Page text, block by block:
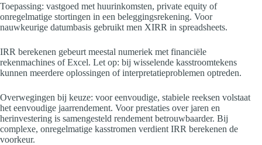
Toepassing: vastgoed met huurinkomsten, private equity of
onregelmatige stortingen in een beleggingsrekening. Voor
nauwkeurige datumbasis gebruikt men XIRR in spreadsheets.
IRR berekenen gebeurt meestal numeriek met financiële
rekenmachines of Excel. Let op: bij wisselende kasstroomtekens
kunnen meerdere oplossingen of interpretatieproblemen optreden.
Overwegingen bij keuze: voor eenvoudige, stabiele reeksen volstaat
het eenvoudige jaarrendement. Voor prestaties over jaren en
herinvestering is samengesteld rendement betrouwbaarder. Bij
complexe, onregelmatige kasstromen verdient IRR berekenen de
voorkeur.